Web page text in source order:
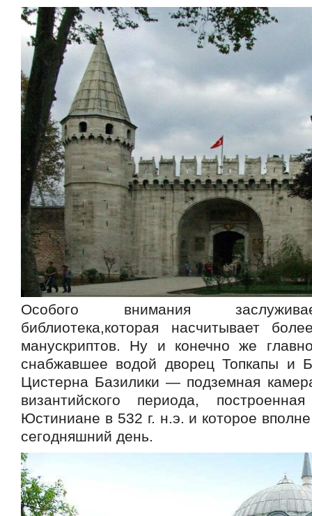
Особого внимания
библиотека,которая насчитывает
манускриптов. Ну и конечно же
снабжавшее водой дворец Топкапы и
Цистерна Базилики — подземная
византийского периода,
Юстиниане в 532 г. н.э. и которое
сегодняшний день.